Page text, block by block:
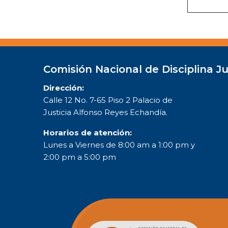
Comisión Nacional de Disciplina
Dirección:
Calle 12 No. 7-65 Piso 2 Palacio de
Justicia Alfonso Reyes Echandía.
Horarios de atención:
Lunes a Viernes de 8:00 am a 1:00 pm y
2:00 pm a 5:00 pm